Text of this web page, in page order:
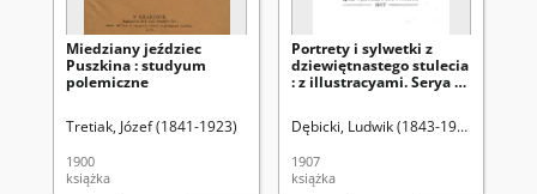
Miedziany jeździec
Puszkina : studyum
polemiczne
Tretiak, Józef (1841-1923)
1900
książka
Portrety i sylwetki z
dziewiętnastego stulecia
: z illustracyami. Serya 2,
Dębicki, Ludwik (1843-1908)
1907
książka